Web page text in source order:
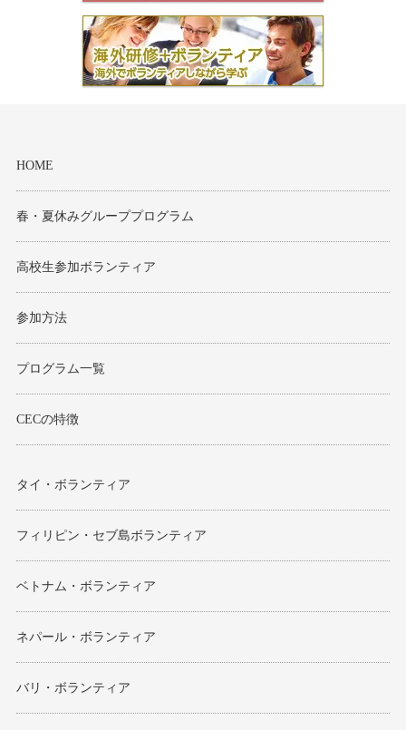
HOME
春・夏休みグループプログラム
高校生参加ボランティア
参加方法
プログラム一覧
CECの特徴
タイ・ボランティア
フィリピン・セブ島ボランティア
ベトナム・ボランティア
ネパール・ボランティア
バリ・ボランティア